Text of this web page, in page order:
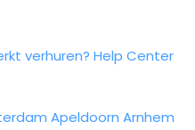
verhuren? Help Center
Apeldoorn Arnhem